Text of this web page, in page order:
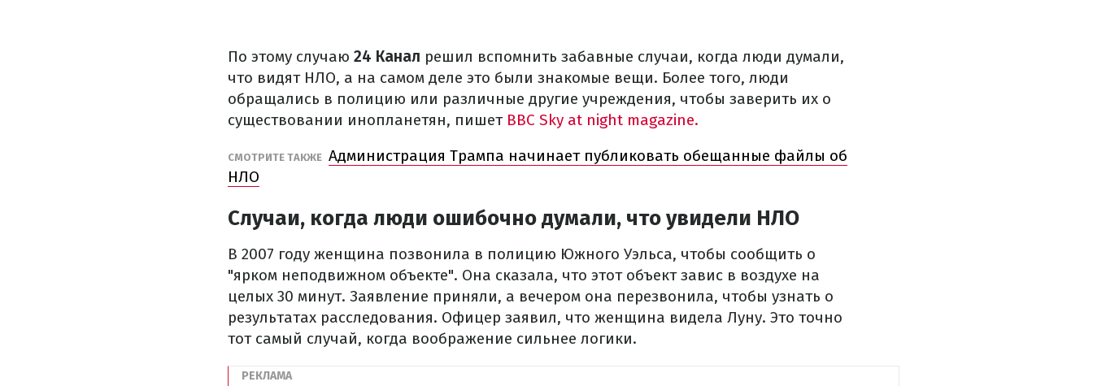
По этому случаю 24 Канал решил вспомнить забавные случаи, когда люди думали,
что видят НЛО, а на самом деле это были знакомые вещи. Более того, люди
обращались в полицию или различные другие учреждения, чтобы заверить их о
существовании инопланетян, пишет BBC Sky at night magazine.
СМОТРИТЕ ТАКЖЕ Администрация Трампа начинает публиковать обещанные файлы об
НЛО
Случаи, когда люди ошибочно думали, что увидели НЛО
В 2007 году женщина позвонила в полицию Южного Уэльса, чтобы сообщить о
"ярком неподвижном объекте". Она сказала, что этот объект завис в воздухе на
целых 30 минут. Заявление приняли, а вечером она перезвонила, чтобы узнать о
результатах расследования. Офицер заявил, что женщина видела Луну. Это точно
тот самый случай, когда воображение сильнее логики.